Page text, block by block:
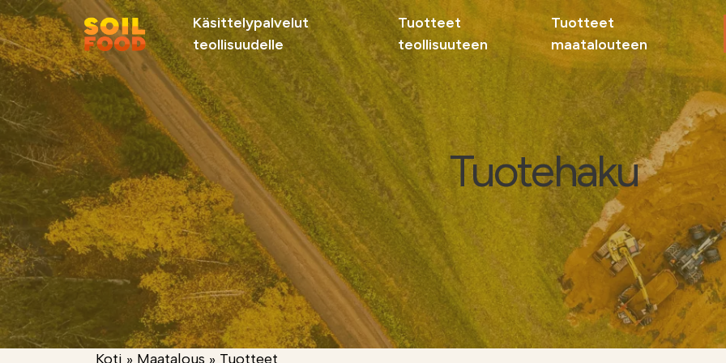
Käsittelypalvelut
teollisuudelle
Tuotteet
teollisuuteen
Tuotteet
maatalouteen
Suosittelemme
Soilfood Newera
kiertotalouskalkit
teollisuudelle
Palvelut
metsäteollisuudelle
Ota yhteyttä
Ota
Tuotehaku
Koti » Maatalous » Tuotteet